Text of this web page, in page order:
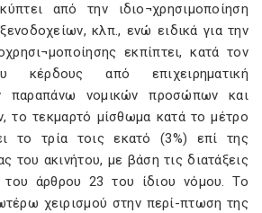
από την ιδιο¬χρησιμοποίηση
κλπ., ενώ ειδικά για την
εκπίπτει, κατά τον
κέρδους από επιχειρηματική
παραπάνω νομικών προσώπων και
το τεκμαρτό μίσθωμα κατά το μέτρο
το τρία τοις εκατό (3%) επί της
του ακινήτου, με βάση τις διατάξεις
του άρθρου 23 του ίδιου νόμου. Το
χειρισμού στην περί-πτωση της